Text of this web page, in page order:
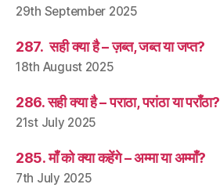
29th September 2025
287. सही क्या है – ज़ब्त, जब्त या जप्त?
18th August 2025
286. सही क्या है – पराठा, परांठा या पराँठा?
21st July 2025
285. माँ को क्या कहेंगे – अम्मा या अम्माँ?
7th July 2025